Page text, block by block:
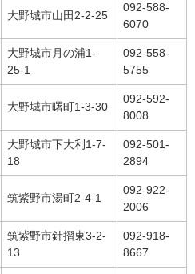
大野城市山田2-2-25
092-588-
6070
大野城市月の浦1-
25-1
092-558-
5755
大野城市曙町1-3-30
092-592-
8008
大野城市下大利1-7-
18
092-501-
2894
筑紫野市湯町2-4-1
092-922-
2006
筑紫野市針摺東3-2-
13
092-918-
8667